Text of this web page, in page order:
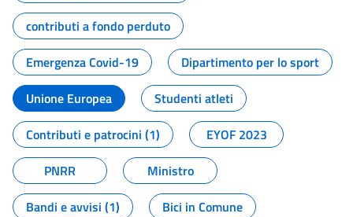
contributi a fondo perduto
Emergenza Covid-19
Dipartimento per lo sport
Unione Europea
Studenti atleti
Contributi e patrocini (1)
EYOF 2023
PNRR
Ministro
Bandi e avvisi (1)
Bici in Comune